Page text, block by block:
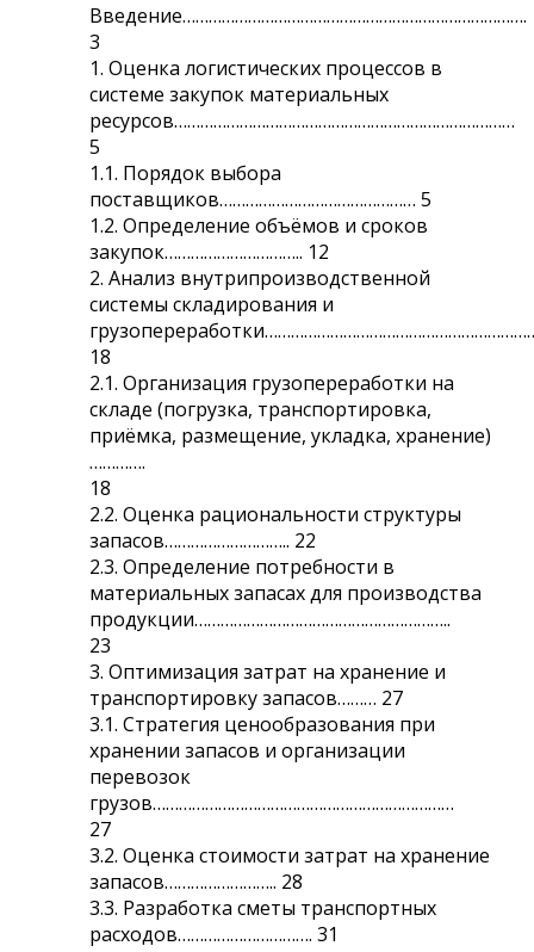
Введение…………………………………………………………………….
3
1. Оценка логистических процессов в
системе закупок материальных
ресурсов……………………………………………………………………
5
1.1. Порядок выбора
поставщиков……………………………………… 5
1.2. Определение объёмов и сроков
закупок………………………….. 12
2. Анализ внутрипроизводственной
системы складирования и
18
2.1. Организация грузопереработки на
складе (погрузка, транспортировка,
приёмка, размещение, укладка, хранение)
………….
18
2.2. Оценка рациональности структуры
запасов……………………….. 22
2.3. Определение потребности в
материальных запасах для производства
продукции…………………………………………………..
23
3. Оптимизация затрат на хранение и
транспортировку запасов……… 27
3.1. Стратегия ценообразования при
хранении запасов и организации
перевозок
грузов……………………………………………………………
27
3.2. Оценка стоимости затрат на хранение
запасов…………………….. 28
3.3. Разработка сметы транспортных
расходов…………………………. 31